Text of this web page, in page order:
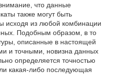
что данные
также могут быть
исходя из любой комбинации
Подобным образом, в то
описанные в настоящей
и точными, новизна данных
определяется точностью
какая-либо последующая